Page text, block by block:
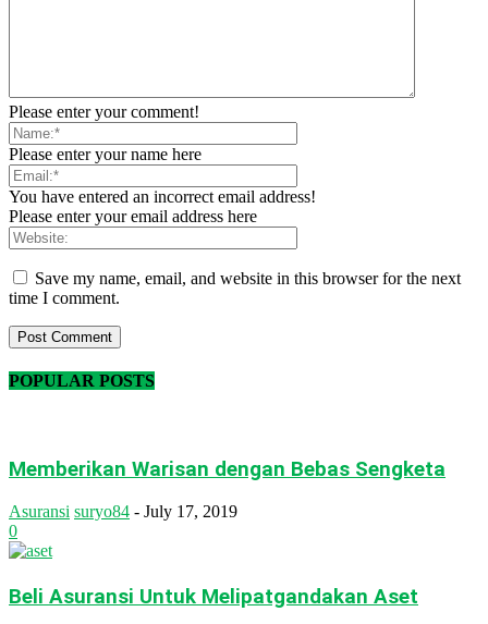
Please enter your comment!
Please enter your name here
You have entered an incorrect email address!
Please enter your email address here
Save my name, email, and website in this browser for the next
time I comment.
POPULAR POSTS
Memberikan Warisan dengan Bebas Sengketa
Asuransi suryo84 - July 17, 2019
0
Beli Asuransi Untuk Melipatgandakan Aset